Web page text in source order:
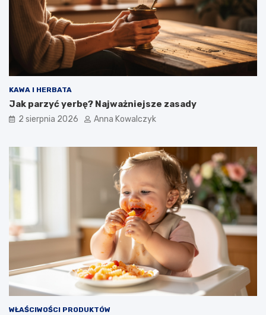
KAWA I HERBATA
Jak parzyć yerbę? Najważniejsze zasady
2 sierpnia 2026 Anna Kowalczyk
WŁAŚCIWOŚCI PRODUKTÓW